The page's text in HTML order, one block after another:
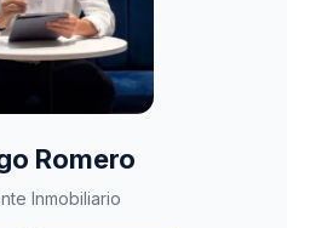
Romero
Inmobiliario